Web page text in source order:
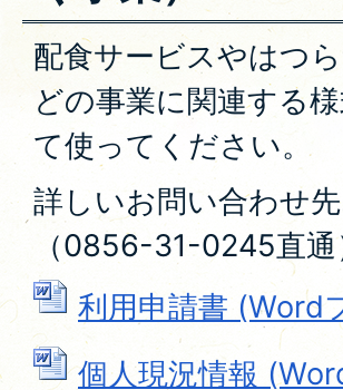
配食サービスやはつ
どの事業に関連する
て使ってください。
詳しいお問い合わせ
（0856-31-0245直通
利用申請書 (Word
個人現況情報